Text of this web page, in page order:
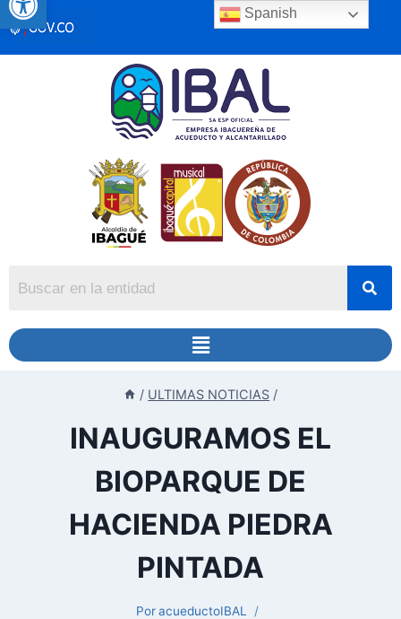
/ ULTIMAS NOTICIAS /
INAUGURAMOS EL
BIOPARQUE DE
HACIENDA PIEDRA
PINTADA
PoracueductoIBAL
Spanish